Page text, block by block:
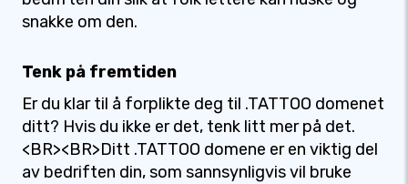
snakke om den.
Tenk på fremtiden
Er du klar til å forplikte deg til .TATTOO domenet
ditt? Hvis du ikke er det, tenk litt mer på det.
<BR><BR>Ditt .TATTOO domene er en viktig del
av bedriften din, som sannsynligvis vil bruke